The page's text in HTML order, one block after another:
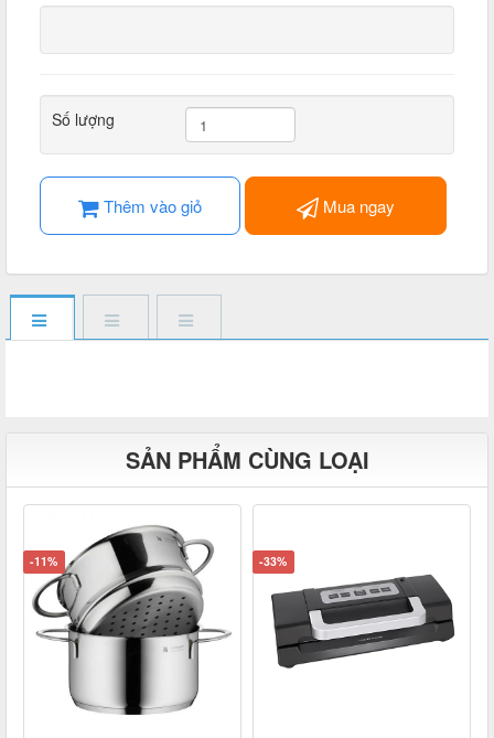
Số lượng
Thêm vào giỏ Mua ngay
SẢN PHẨM CÙNG LOẠI
-11% -33%